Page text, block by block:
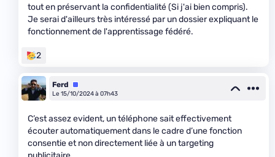
tout en préservant la confidentialité (Si j'ai bien compris).
Je serai d'ailleurs très intéressé par un dossier expliquant le
fonctionnement de l'apprentissage fédéré.
2
Ferd
Équipe
Le 15/10/2024 à 07h43
C’est assez evident, un téléphone sait effectivement
écouter automatiquement dans le cadre d’une fonction
consentie et non directement liée à un targeting